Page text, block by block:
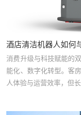
酒店清洁机器人如何
消费升级与科技赋能的
能化、数字化转型。客
人体验与运营效率，但